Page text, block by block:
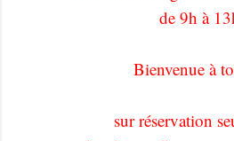
de 9h à
Bienvenue à
sur réservation